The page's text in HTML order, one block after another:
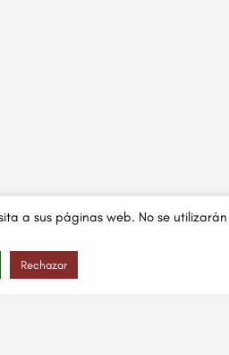
a sus páginas web. No se
Rechazar